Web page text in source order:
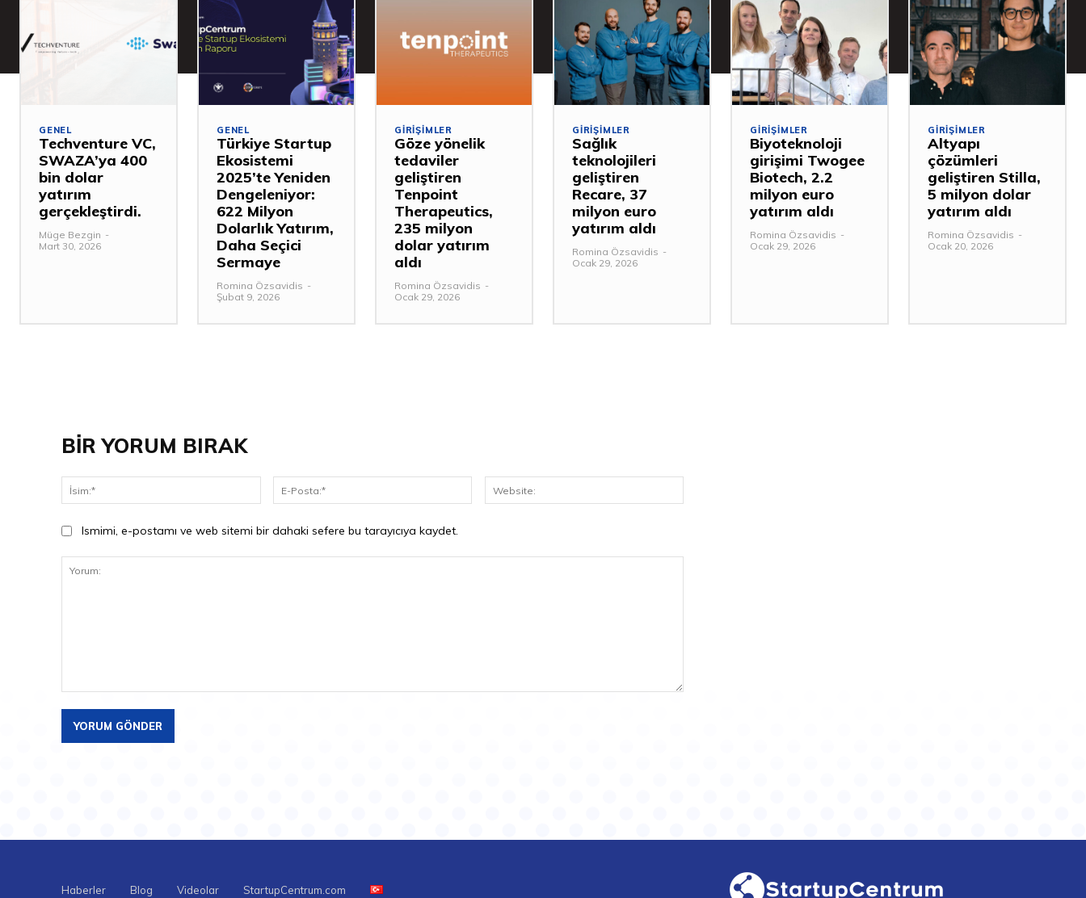
GENEL
Techventure VC,
SWAZA’ya 400
bin dolar
yatırım
gerçekleştirdi.
Müge Bezgin -
Mart 30, 2026
GENEL
Türkiye Startup
Ekosistemi
2025’te Yeniden
Dengeleniyor:
622 Milyon
Dolarlık Yatırım,
Daha Seçici
Sermaye
Romina Özsavidis -
Şubat 9, 2026
GIRIŞIMLER
Göze yönelik
tedaviler
geliştiren
Tenpoint
Therapeutics,
235 milyon
dolar yatırım
aldı
Romina Özsavidis -
Ocak 29, 2026
GIRIŞIMLER
Sağlık
teknolojileri
geliştiren
Recare, 37
milyon euro
yatırım aldı
Romina Özsavidis -
Ocak 29, 2026
GIRIŞIMLER
Biyoteknoloji
girişimi Twogee
Biotech, 2.2
milyon euro
yatırım aldı
Romina Özsavidis -
Ocak 29, 2026
GIRIŞIMLER
Altyapı
çözümleri
geliştiren Stilla,
5 milyon dolar
yatırım aldı
Romina Özsavidis -
Ocak 20, 2026
BİR YORUM BIRAK
Posta:*
Ismimi, e-postamı ve web sitemi bir dahaki sefere bu tarayıcıya kaydet.
Haberler Blog Videolar StartupCentrum.com